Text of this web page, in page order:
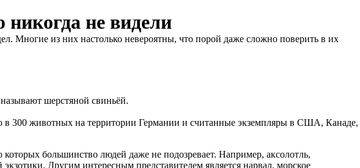
не видели
Многие из них настолько невероятны, что порой даже сложно поверить в их
шерстяной свиньёй.
в 300 животных на территории Германии и считанные экземпляры в США, Канаде,
большинство людей даже не подозревает. Например, аксолотль,
Другим интересным представителем является нарвал, морское